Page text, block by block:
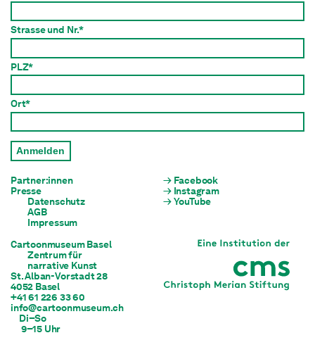
Strasse und Nr.*
PLZ*
Ort*
Anmelden
Partner:innen
Presse
Datenschutz
AGB
Impressum
Facebook
Instagram
YouTube
Cartoonmuseum Basel
Zentrum für
narrative Kunst
St. Alban-Vorstadt 28
4052 Basel
+41 61 226 33 60
info@cartoonmuseum.ch
Di–So
9–15 Uhr